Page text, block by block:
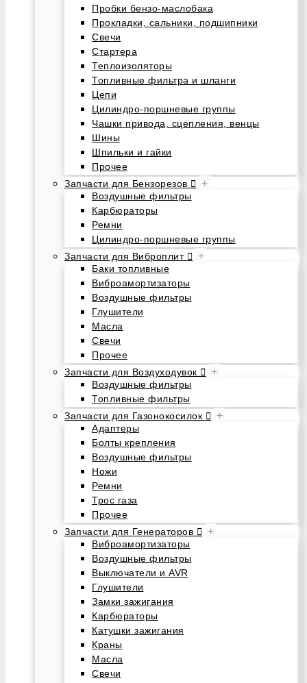
Пробки бензо-маслобака
Прокладки, сальники, подшипники
Свечи
Стартера
Теплоизоляторы
Топливные фильтра и шланги
Цепи
Цилиндро-поршневые группы
Чашки привода, сцепления, венцы
Шины
Шпильки и гайки
Прочее
Запчасти для Бензорезов
+
Воздушные фильтры
Карбюраторы
Ремни
Цилиндро-поршневые группы
Запчасти для Виброплит
+
Баки топливные
Виброамортизаторы
Воздушные фильтры
Глушители
Масла
Свечи
Прочее
Запчасти для Воздуходувок
+
Воздушные фильтры
Топливные фильтры
Запчасти для Газонокосилок
+
Адаптеры
Болты крепления
Воздушные фильтры
Ножи
Ремни
Трос газа
Прочее
Запчасти для Генераторов
+
Виброамортизаторы
Воздушные фильтры
Выключатели и AVR
Глушители
Замки зажигания
Карбюраторы
Катушки зажигания
Краны
Масла
Свечи